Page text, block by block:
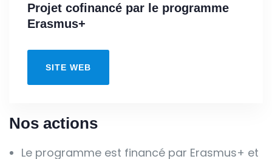
Projet cofinancé par le programme
Erasmus+
SITE WEB
Nos actions
Le programme est financé par Erasmus+ et